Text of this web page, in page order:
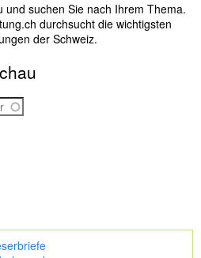
und suchen Sie nach Ihrem Thema.
durchsucht die wichtigsten
der Schweiz.